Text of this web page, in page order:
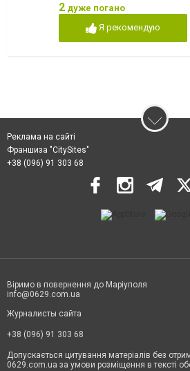
2 дуже погано
Я рекомендую
Реклама на сайті
Франшиза "CitySites"
+38 (096) 91 303 68
Віримо в повернення до Маріуполя
info@0629.com.ua
Журналисты сайта
+38 (096) 91 303 68
Допускається цитування матеріалів без
0629.com.ua за умови розміщення в тексті